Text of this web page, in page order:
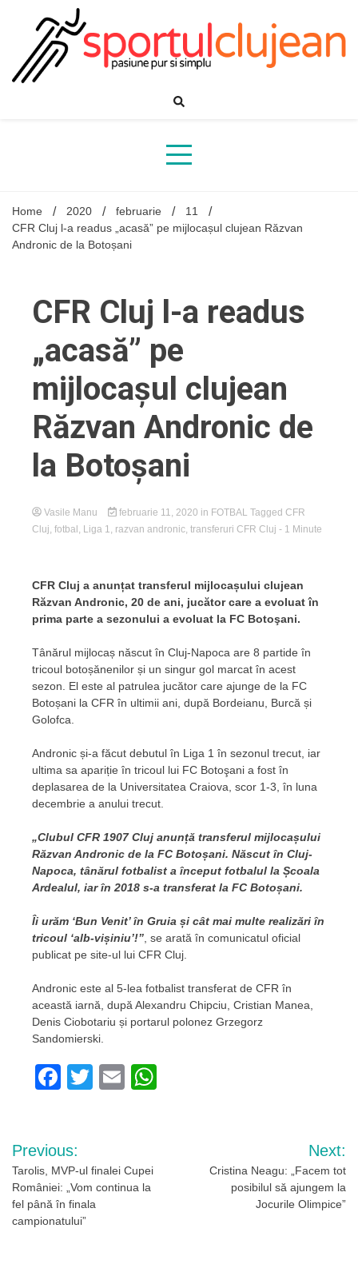
Home 2020 februarie
11
CFR Cluj l-a readus „acasă” pe mijlocașul clujean Răzvan
Andronic de la Botoșani
CFR Cluj l-a readus
„acasă” pe
mijlocașul clujean
Răzvan Andronic de
la Botoșani
Vasile Manu februarie 11, 2020 in FOTBAL Tagged CFR
Cluj fotbal Liga 1 razvan andronic transferuri CFR Cluj - 1 Minute
CFR Cluj a anunțat transferul mijlocașului clujean
Răzvan Andronic, 20 de ani, jucător care a evoluat în
prima parte a sezonului a evoluat la FC Botoşani.
Tânărul mijlocaș născut în Cluj-Napoca are 8 partide în
tricoul botoșănenilor și un singur gol marcat în acest
sezon. El este al patrulea jucător care ajunge de la FC
Botoșani la CFR în ultimii ani, după Bordeianu, Burcă și
Golofca.
Andronic și-a făcut debutul în Liga 1 în sezonul trecut, iar
ultima sa apariție în tricoul lui FC Botoşani a fost în
deplasarea de la Universitatea Craiova, scor 1-3, în luna
decembrie a anului trecut.
„Clubul CFR 1907 Cluj anunță transferul mijlocașului
Răzvan Andronic de la FC Botoșani. Născut în Cluj-
Napoca, tânărul fotbalist a început fotbalul la Școala
Ardealul, iar în 2018 s-a transferat la FC Botoșani.
Îi urăm ‘Bun Venit’ în Gruia și cât mai multe realizări în
tricoul ‘alb-vișiniu’!” , se arată în comunicatul oficial
publicat pe site-ul lui CFR Cluj.
Andronic este al 5-lea fotbalist transferat de CFR în
această iarnă, după Alexandru Chipciu, Cristian Manea,
Denis Ciobotariu și portarul polonez Grzegorz
Sandomierski.
Facebook
Twitter
Email
Navigare
în
articole
Previous:
Tarolis, MVP-ul finalei Cupei
României: „Vom continua la
fel până în finala
campionatului”
Next:
Cristina Neagu: „Facem tot
posibilul să ajungem la
Jocurile Olimpice”